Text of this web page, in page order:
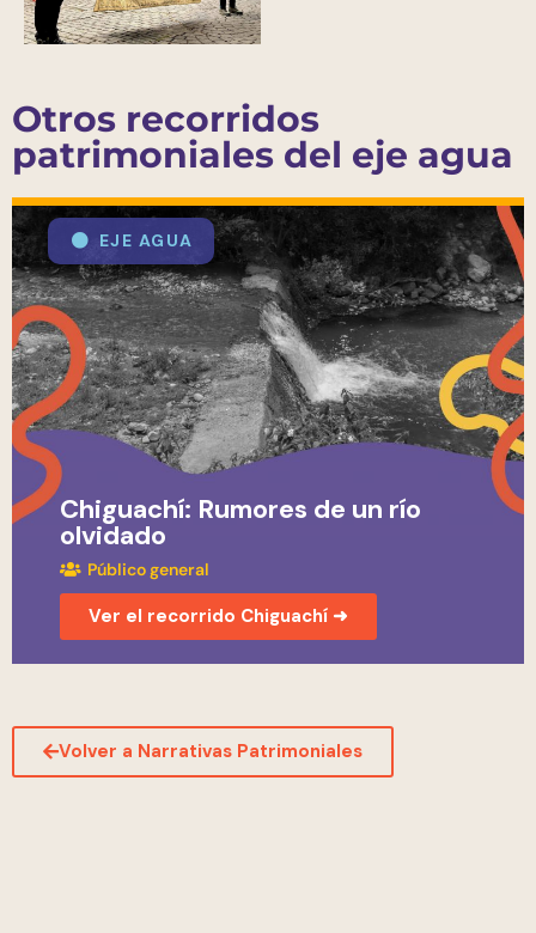
Otros recorridos
patrimoniales del eje agua
EJE AGUA
Chiguachí: Rumores de un río
olvidado
Público general
Ver el recorrido Chiguachí ➜
Volver a Narrativas Patrimoniales